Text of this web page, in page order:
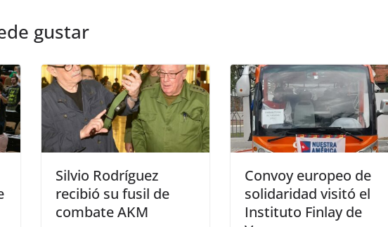
gustar
Silvio Rodríguez
recibió su fusil de
combate AKM
Convoy europeo de
solidaridad visitó el
Instituto Finlay de